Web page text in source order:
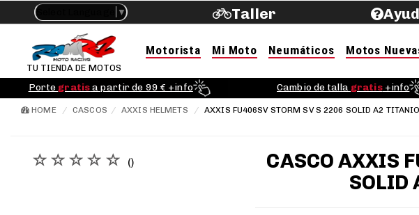
Select Language ▼ Taller
TU TIENDA DE MOTOS
Motorista Mi Moto Neumáticos Motos
Porte gratisa partir de 99 € +info Cambio de talla gratis+info
HOME CASCOS AXXIS HELMETS AXXIS FU406SV STORM SV S 2206 SOLID A2
()
CASCO AXXIS
SOLID